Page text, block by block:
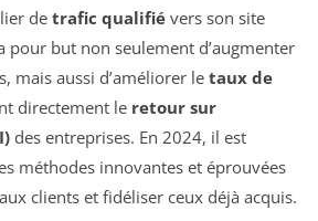
de trafic qualifié vers son site
pour but non seulement d’augmenter
mais aussi d’améliorer le taux de
directement le retour sur
des entreprises. En 2024, il est
méthodes innovantes et éprouvées
clients et fidéliser ceux déjà acquis.